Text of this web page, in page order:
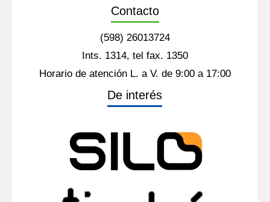
Contacto
(598) 26013724
Ints. 1314, tel fax. 1350
Horario de atención L. a V. de 9:00 a 17:00
De interés